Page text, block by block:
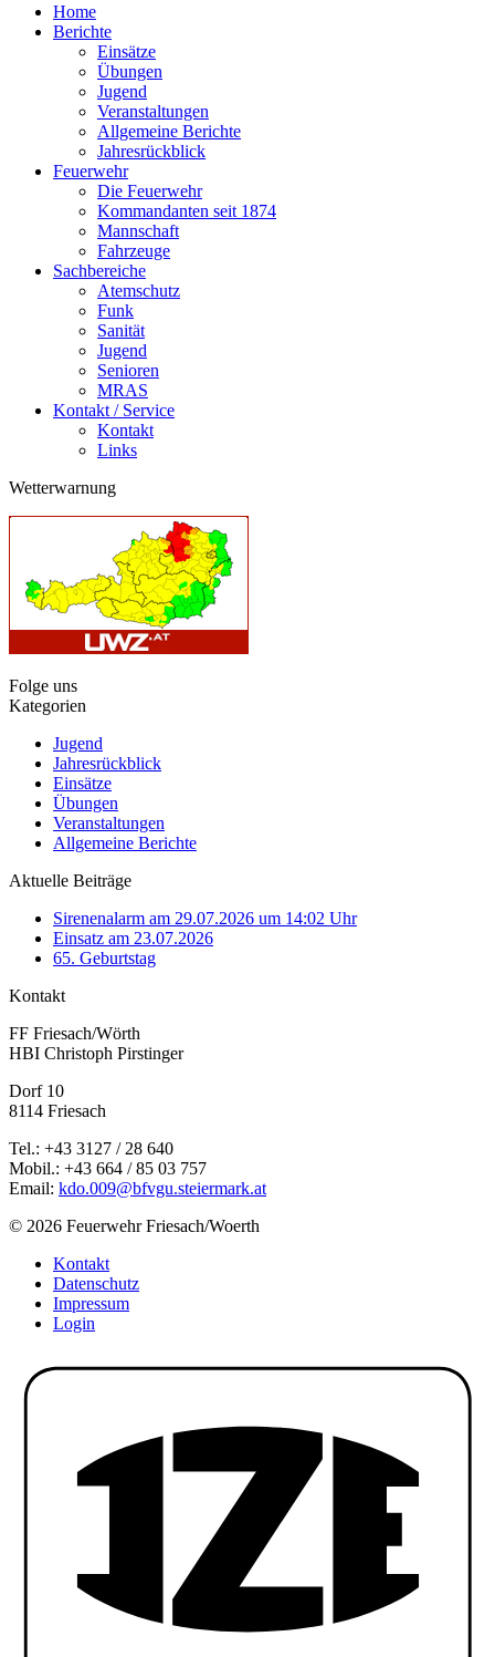
Home
Berichte
Einsätze
Übungen
Jugend
Veranstaltungen
Allgemeine Berichte
Jahresrückblick
Feuerwehr
Die Feuerwehr
Kommandanten seit 1874
Mannschaft
Fahrzeuge
Sachbereiche
Atemschutz
Funk
Sanität
Jugend
Senioren
MRAS
Kontakt / Service
Kontakt
Links
Wetterwarnung
Folge uns
Kategorien
Jugend
Jahresrückblick
Einsätze
Übungen
Veranstaltungen
Allgemeine Berichte
Aktuelle Beiträge
Sirenenalarm am 29.07.2026 um 14:02 Uhr
Einsatz am 23.07.2026
65. Geburtstag
Kontakt
FF Friesach/Wörth
HBI Christoph Pirstinger
Dorf 10
8114 Friesach
Tel.: +43 3127 / 28 640
Mobil.: +43 664 / 85 03 757
Email: kdo.009@bfvgu.steiermark.at
© 2026 Feuerwehr Friesach/Woerth
Kontakt
Datenschutz
Impressum
Login